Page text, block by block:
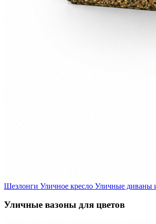
Шезлонги Уличное кресло Уличные диваны
Уличные вазоны для цветов